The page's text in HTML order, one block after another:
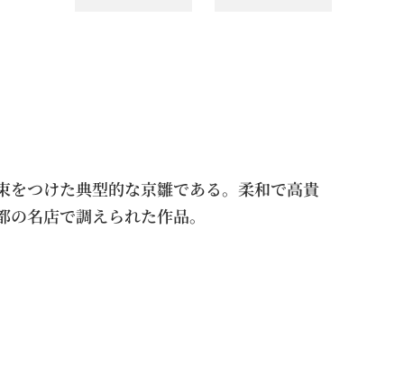
をつけた典型的な京雛である。柔和で高貴
名店で調えられた作品。